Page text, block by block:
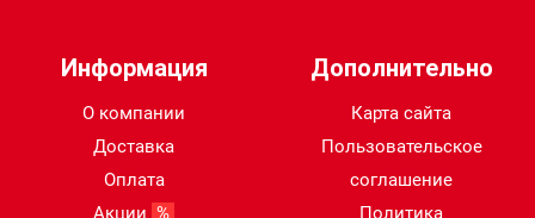
Информация
О компании
Доставка
Оплата
Акции %
Дополнительно
Карта сайта
Пользовательское
соглашение
Политика